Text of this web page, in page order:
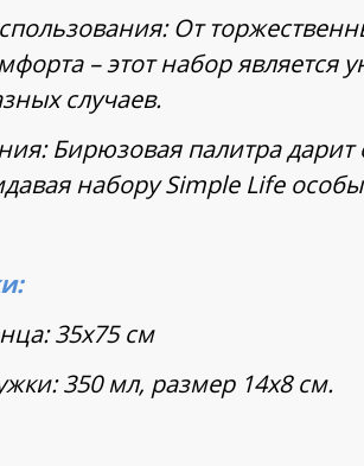
От
– этот набор является
случаев.
Бирюзовая палитра
набору Simple Life
35х75 см
350 мл, размер 14х8 см.